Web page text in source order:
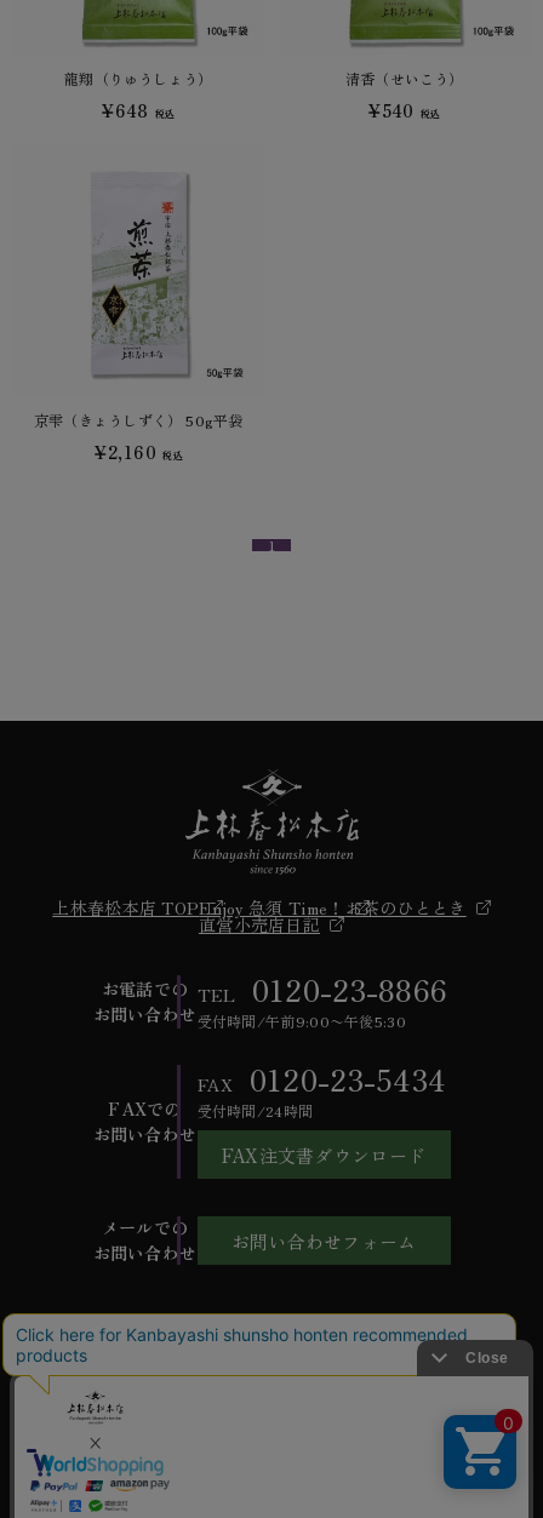
龍翔（りゅうしょう）
¥648 税込
清香（せいこう）
¥540 税込
京雫（きょうしずく） 50g平袋
¥2,160 税込
1
上林春松本店 TOPEnjoy 急須 Time！ お茶のひととき
直営小売店日記
お電話での
お問い合わせ
TEL 0120-23-8866
受付時間/午前9:00〜午後5:30
FAXでの
お問い合わせ
FAX 0120-23-5434
受付時間/24時間
FAX注文書ダウンロード
メールでの
お問い合わせ
お問い合わせフォーム
ご利用ガイドよくあるご質問お問い合わせ